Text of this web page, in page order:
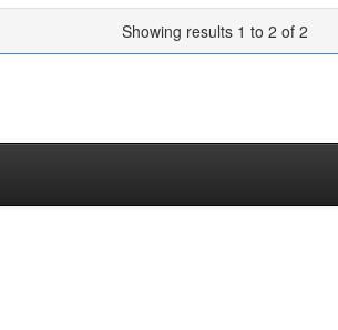
Showing results 1 to 2 of 2